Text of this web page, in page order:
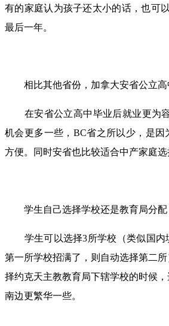
有的家庭认为孩子还太小的话，也可
最后一年。
相比其他省份，加拿大安省公立高
在安省公立高中毕业后就业更为
机会更多一些，BC省之所以少，是因
方便。同时安省也比较适合中产家庭选
学生自己选择学校还是教育局分配
学生可以选择3所学校（类似国内
第一所学校招满了，则自动选择第二
择约克天主教教育局下辖学校的时候
南边更繁华一些。